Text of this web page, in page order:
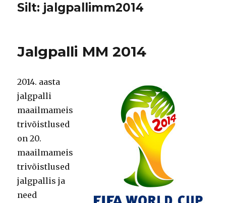
Silt: jalgpallimm2014
Jalgpalli MM 2014
2014. aasta
jalgpalli
maailmameis
trivõistlused
on 20.
maailmameis
trivõistlused
jalgpallis ja
need